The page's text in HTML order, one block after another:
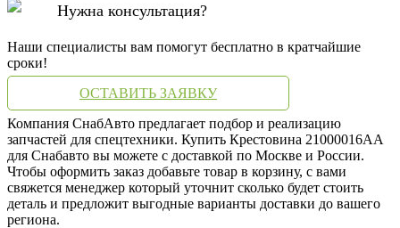
Нужна консультация?
Наши специалисты вам помогут бесплатно в кратчайшие
сроки!
ОСТАВИТЬ ЗАЯВКУ
Компания СнабАвто предлагает подбор и реализацию
запчастей для спецтехники. Купить Крестовина 21000016AA
для Снабавто вы можете с доставкой по Москве и России.
Чтобы оформить заказ добавьте товар в корзину, с вами
свяжется менеджер который уточнит сколько будет стоить
деталь и предложит выгодные варианты доставки до вашего
региона.